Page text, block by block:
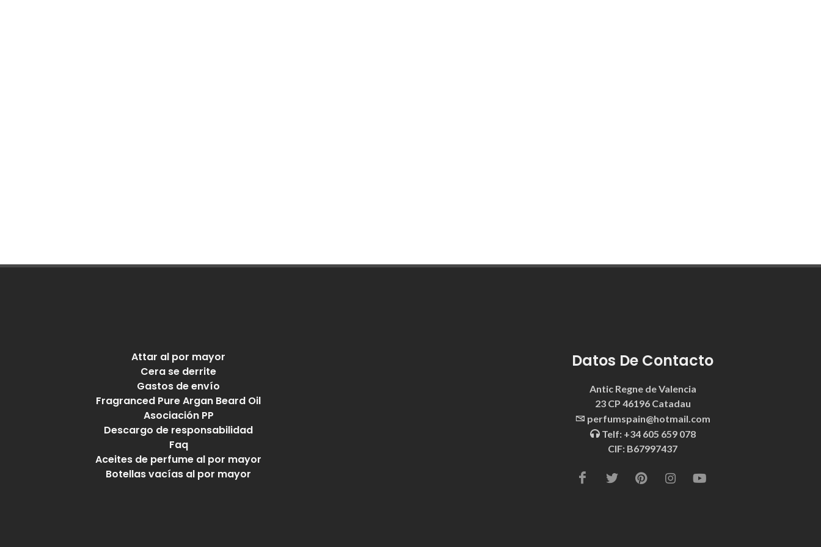
Attar al por mayor
Cera se derrite
Gastos de envío
Fragranced Pure Argan Beard Oil
Asociación PP
Descargo de responsabilidad
Faq
Aceites de perfume al por mayor
Botellas vacías al por mayor
Datos De Contacto
Antic Regne de Valencia
23 CP 46196 Catadau
perfumspain@hotmail.com
Telf: +34 605 659 078
CIF: B67997437